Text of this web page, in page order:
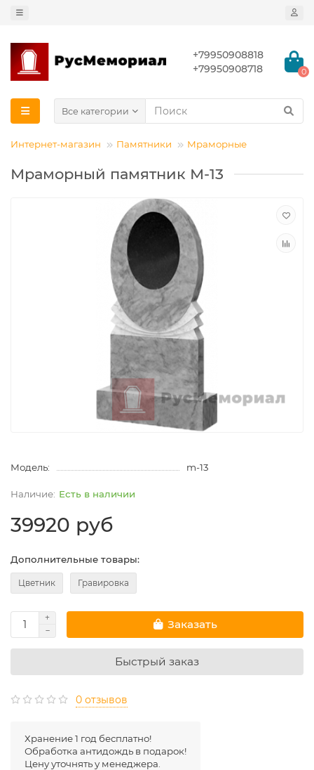
+79950908818
+79950908718
0
Все категории
Интернет-магазин Памятники Мраморные
Мраморный памятник М-13
Модель: m-13
Есть в наличии
39920 руб
Дополнительные товары:
Цветник Гравировка
Заказать
Быстрый заказ
0 отзывов
Хранение 1 год бесплатно!
Обработка антидождь в подарок!
Цену уточнять у менеджера.